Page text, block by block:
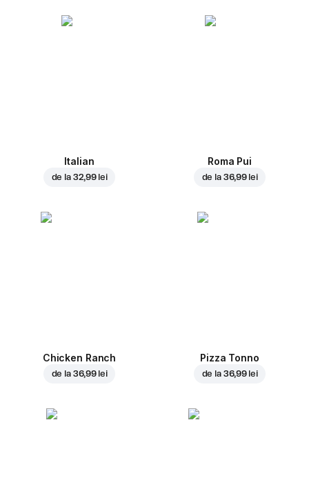
Italian
de la 32,99 lei
Roma Pui
de la 36,99 lei
Chicken Ranch
de la 36,99 lei
Pizza Tonno
de la 36,99 lei